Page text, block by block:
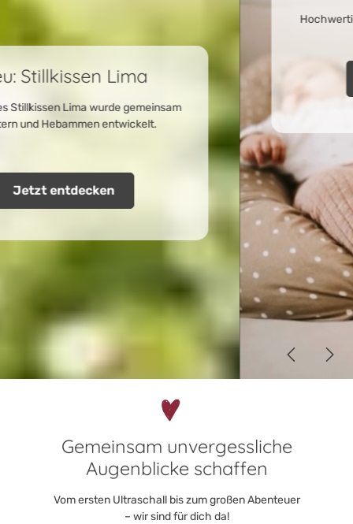
Hochwertige Lieblingsstücke für Babys, Kinder
und die ganze Familie.
Jetzt entdecken
Gemeinsam unvergessliche
Augenblicke schaffen
Vom ersten Ultraschall bis zum großen Abenteuer
– wir sind für dich da!